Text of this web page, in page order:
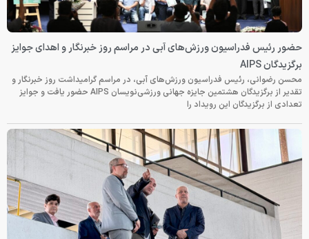
حضور رئیس فدراسیون ورزش‌های آبی در مراسم روز خبرنگار و اهدای جوایز
برگزیدگان AIPS
محسن رضوانی، رئیس فدراسیون ورزش‌های آبی، در مراسم گرامیداشت روز خبرنگار و
تقدیر از برگزیدگان هشتمین جایزه جهانی ورزشی‌نویسان AIPS حضور یافت و جوایز
تعدادی از برگزیدگان این رویداد را